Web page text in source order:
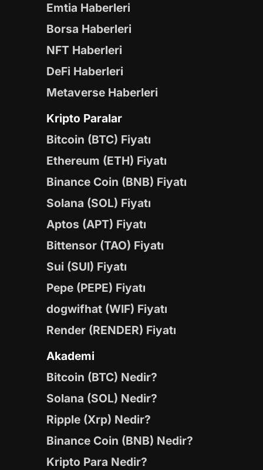
Emtia Haberleri
Borsa Haberleri
NFT Haberleri
DeFi Haberleri
Metaverse Haberleri
Kripto Paralar
Bitcoin (BTC) Fiyatı
Ethereum (ETH) Fiyatı
Binance Coin (BNB) Fiyatı
Solana (SOL) Fiyatı
Aptos (APT) Fiyatı
Bittensor (TAO) Fiyatı
Sui (SUI) Fiyatı
Pepe (PEPE) Fiyatı
dogwifhat (WIF) Fiyatı
Render (RENDER) Fiyatı
Akademi
Bitcoin (BTC) Nedir?
Solana (SOL) Nedir?
Ripple (Xrp) Nedir?
Binance Coin (BNB) Nedir?
Kripto Para Nedir?